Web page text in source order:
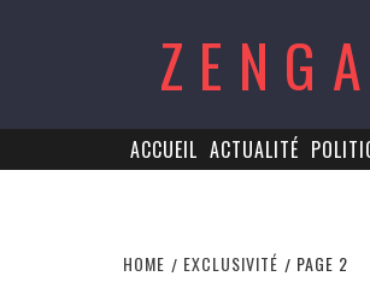
ACCUEIL ACTUALITÉ
HOME EXCLUSIVITÉ PAGE 2